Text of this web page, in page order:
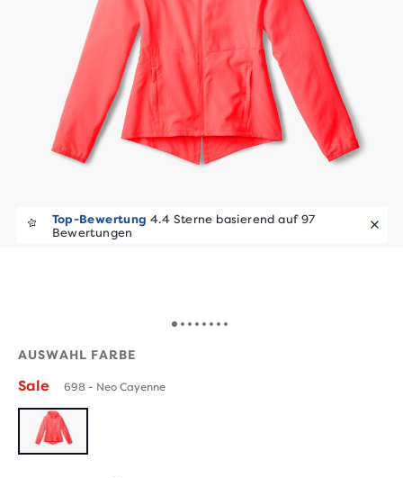
Top-Bewertung 4.4 Sterne basierend auf 97
Bewertungen
AUSWAHL FARBE
Sale 698 - Neo Cayenne